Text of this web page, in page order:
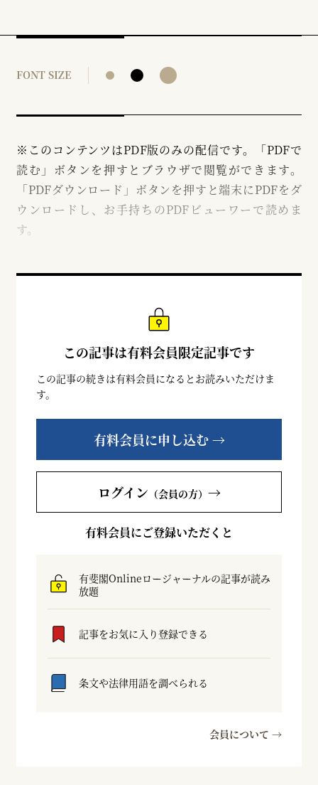
FONT SIZE
※このコンテンツはPDF版のみの配信です。「PDFで
読む」ボタンを押すとブラウザで閲覧ができます。
「PDFダウンロード」ボタンを押すと端末にPDFをダ
ウンロードし、お手持ちのPDFビューワーで読めま
す。
この記事は有料会員限定記事です
この記事の続きは有料会員になるとお読みいただけま
す。
有料会員に申し込む →
ログイン （会員の方） →
有料会員にご登録いただくと
有斐閣Onlineロージャーナルの記事が読み
放題
記事をお気に入り登録できる
条文や法律用語を調べられる
会員について →